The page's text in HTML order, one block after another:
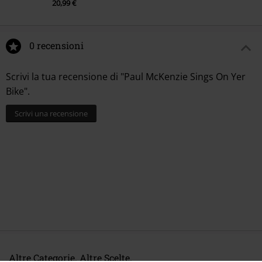
20,99 €
0 recensioni
Scrivi la tua recensione di "Paul McKenzie Sings On Yer
Bike".
Scrivi una recensione
Altre Categorie. Altre Scelte.